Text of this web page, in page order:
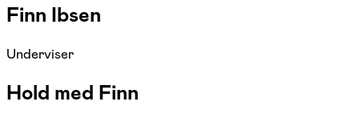
Finn Ibsen
Underviser
Hold med Finn